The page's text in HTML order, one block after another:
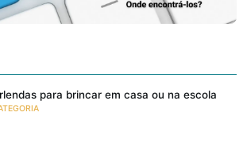
para brincar em casa ou na escola